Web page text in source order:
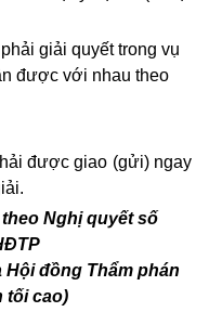
giải quyết trong vụ
được với nhau theo
được giao (gửi) ngay
Nghị quyết số
Hội đồng Thẩm phán
tối cao)